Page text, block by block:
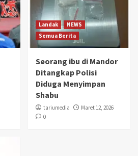
Landak
NEWS
Semua Berita
Seorang ibu di Mandor
Ditangkap Polisi
Diduga Menyimpan
Shabu
tariumedia
Maret 12, 2026
0